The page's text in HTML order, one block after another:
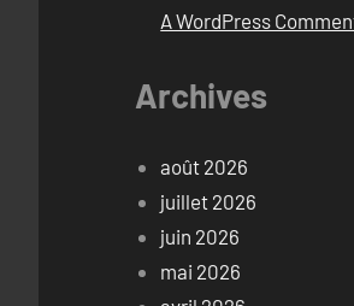
A WordPress
Archives
août 2026
juillet 2026
juin 2026
mai 2026